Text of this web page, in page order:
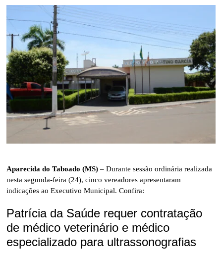
Aparecida do Taboado (MS) – Durante sessão ordinária realizada
nesta segunda-feira (24), cinco vereadores apresentaram
indicações ao Executivo Municipal. Confira:
Patrícia da Saúde requer contratação
de médico veterinário e médico
especializado para ultrassonografias